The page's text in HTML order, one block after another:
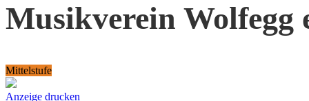
Musikverein Wolfegg
Mittelstufe
Anzeige drucken